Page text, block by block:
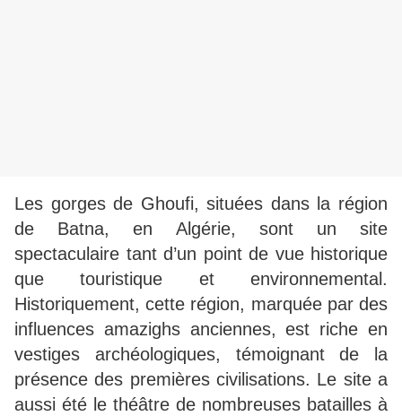
Les gorges de Ghoufi, situées dans la région
de Batna, en Algérie, sont un site
spectaculaire tant d’un point de vue historique
que touristique et environnemental.
Historiquement, cette région, marquée par des
influences amazighs anciennes, est riche en
vestiges archéologiques, témoignant de la
présence des premières civilisations. Le site a
aussi été le théâtre de nombreuses batailles à